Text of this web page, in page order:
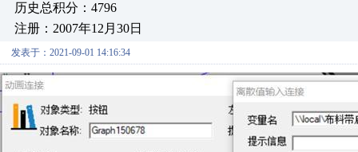
历史总积分：4796
注册：2007年12月30日
发表于：2021-09-01 14:16:34